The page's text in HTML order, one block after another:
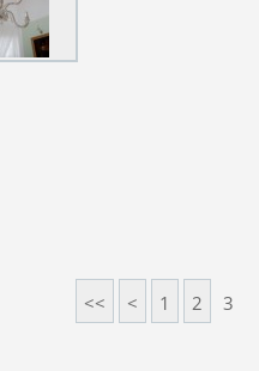
<< < 1 2 3